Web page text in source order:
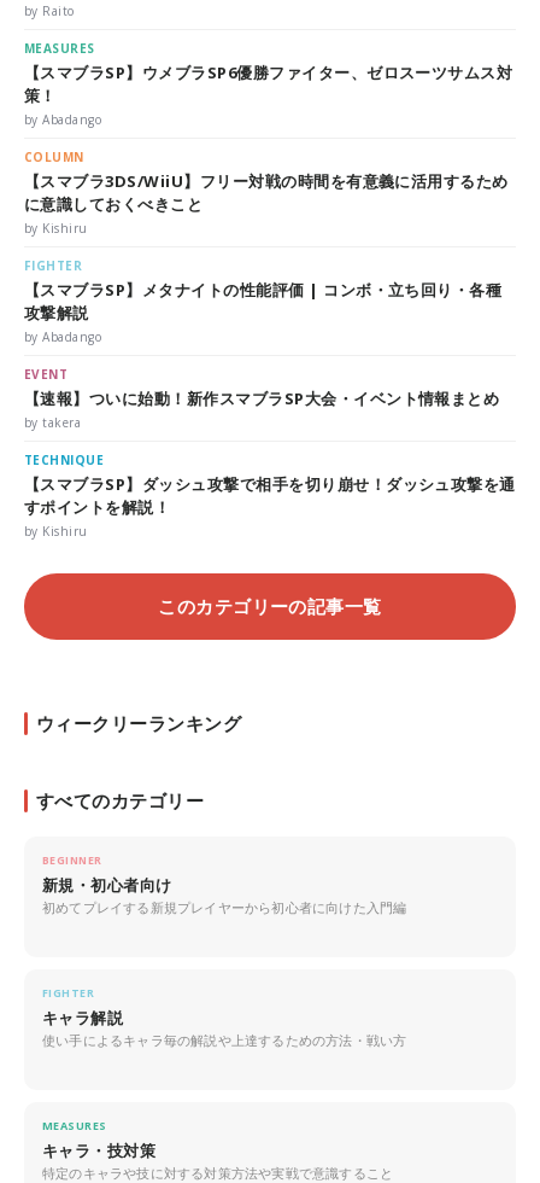
by Raito
MEASURES
【スマブラSP】ウメブラSP6優勝ファイター、ゼロスーツサムス対
策！
by Abadango
COLUMN
【スマブラ3DS/WiiU】フリー対戦の時間を有意義に活用するため
に意識しておくべきこと
by Kishiru
FIGHTER
【スマブラSP】メタナイトの性能評価 | コンボ・立ち回り・各種
攻撃解説
by Abadango
EVENT
【速報】ついに始動！新作スマブラSP大会・イベント情報まとめ
by takera
TECHNIQUE
【スマブラSP】ダッシュ攻撃で相手を切り崩せ！ダッシュ攻撃を通
すポイントを解説！
by Kishiru
このカテゴリーの記事一覧
ウィークリーランキング
すべてのカテゴリー
BEGINNER
新規・初心者向け
初めてプレイする新規プレイヤーから初心者に向けた入門編
FIGHTER
キャラ解説
使い手によるキャラ毎の解説や上達するための方法・戦い方
MEASURES
キャラ・技対策
特定のキャラや技に対する対策方法や実戦で意識すること